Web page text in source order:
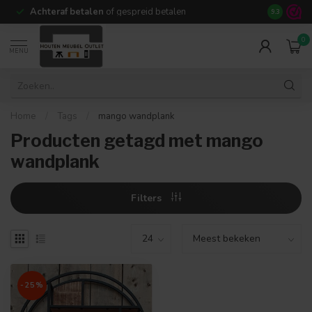
Achteraf betalen of gespreid betalen 14 dagen
9.3
MENU
0
Home Tags mango wandplank
Producten getagd met mango
wandplank
Filters
-25%